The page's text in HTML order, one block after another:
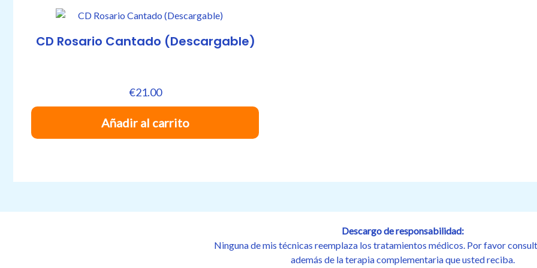
CD Rosario Cantado (Descargable)
€21.00
Añadir al carrito
Descargo de responsabilidad:
Ninguna de mis técnicas reemplaza los tratamientos médicos. Por favor
además de la terapia complementaria que usted reciba.